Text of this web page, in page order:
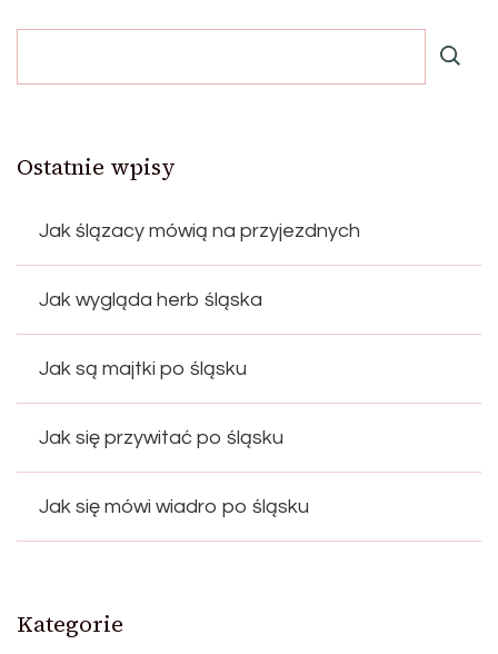
Ostatnie wpisy
Jak ślązacy mówią na przyjezdnych
Jak wygląda herb śląska
Jak są majtki po śląsku
Jak się przywitać po śląsku
Jak się mówi wiadro po śląsku
Kategorie